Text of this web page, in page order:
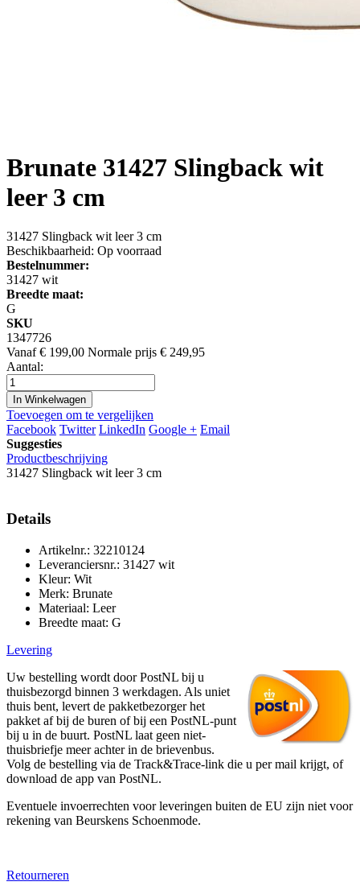
Brunate 31427 Slingback wit
leer 3 cm
31427 Slingback wit leer 3 cm
Beschikbaarheid: Op voorraad
Bestelnummer:
31427 wit
Breedte maat:
G
SKU
1347726
Vanaf € 199,00 Normale prijs € 249,95
Aantal:
In Winkelwagen
Toevoegen om te vergelijken
Facebook Twitter LinkedIn Google + Email
Suggesties
Productbeschrijving
31427 Slingback wit leer 3 cm
Details
Artikelnr.: 32210124
Leveranciersnr.: 31427 wit
Kleur: Wit
Merk: Brunate
Materiaal: Leer
Breedte maat: G
Levering
Uw bestelling wordt door PostNL bij u
thuisbezorgd binnen 3 werkdagen. Als uniet
thuis bent, levert de pakketbezorger het
pakket af bij de buren of bij een PostNL-punt
bij u in de buurt. PostNL laat geen niet-
thuisbriefje meer achter in de brievenbus.
Volg de bestelling via de Track&Trace-link die u per mail krijgt, of
download de app van PostNL.
Eventuele invoerrechten voor leveringen buiten de EU zijn niet voor
rekening van Beurskens Schoenmode.
Retourneren